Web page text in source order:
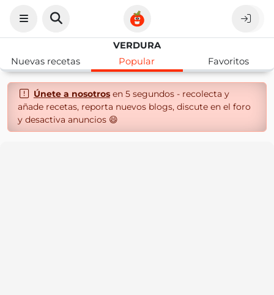
VERDURA
Nuevas recetas
Popular Favoritos
Únete a nosotrosen 5 segundos - recolecta y
añade recetas, reporta nuevos blogs, discute en el foro
y desactiva anuncios 😄